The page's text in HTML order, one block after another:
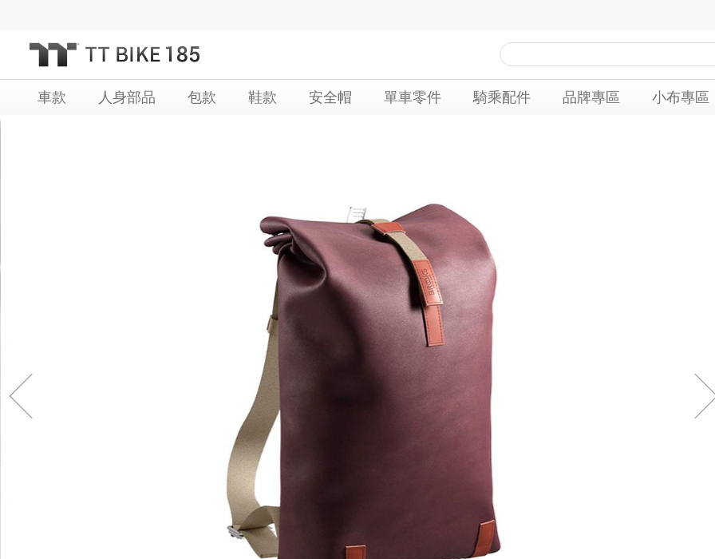
車款 人身部品 包款 鞋款 安全帽 單車零件 騎乘配件 品牌專區 小布專區
Skip
Skip